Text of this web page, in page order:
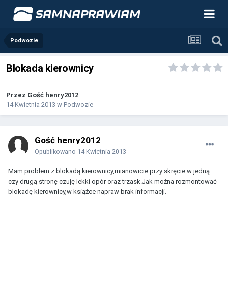
Podwozie
Blokada kierownicy
Przez Gość henry2012
14 Kwietnia 2013 w Podwozie
Gość henry2012
Opublikowano 14 Kwietnia 2013
Mam problem z blokadą kierownicy,mianowicie przy skręcie w jedną
czy drugą stronę czuję lekki opór oraz trzask.Jak można rozmontować
blokadę kierownicy,w książce napraw brak informacji.